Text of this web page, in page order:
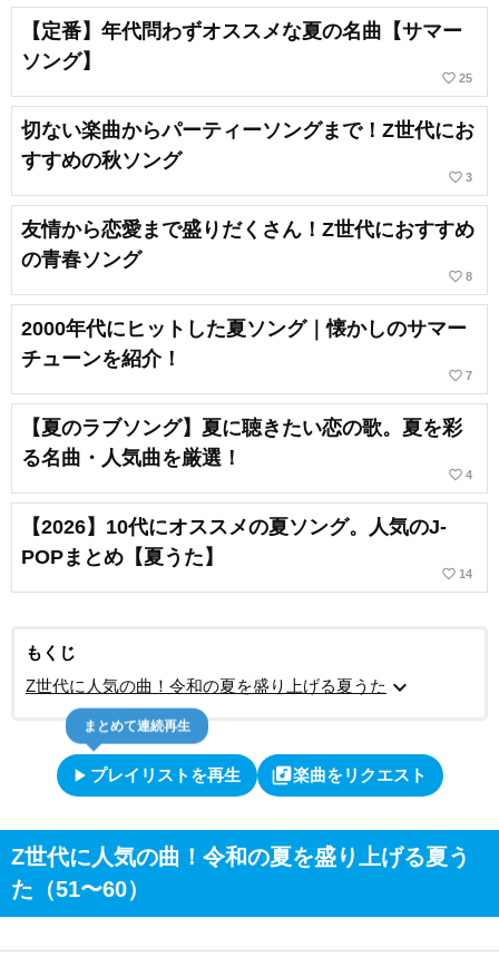
【定番】年代問わずオススメな夏の名曲【サマー
ソング】
favorite_border 25
切ない楽曲からパーティーソングまで！Z世代にお
すすめの秋ソング
favorite_border 3
友情から恋愛まで盛りだくさん！Z世代におすすめ
の青春ソング
favorite_border 8
2000年代にヒットした夏ソング｜懐かしのサマー
チューンを紹介！
favorite_border 7
【夏のラブソング】夏に聴きたい恋の歌。夏を彩
る名曲・人気曲を厳選！
favorite_border 4
【2026】10代にオススメの夏ソング。人気のJ-
POPまとめ【夏うた】
favorite_border 14
もくじ
Z世代に人気の曲！令和の夏を盛り上げる夏うた expand_more
play_arrow プレイリストを再生
まとめて連続再生
library_music楽曲をリクエスト
Z世代に人気の曲！令和の夏を盛り上げる夏う
た（51〜60）